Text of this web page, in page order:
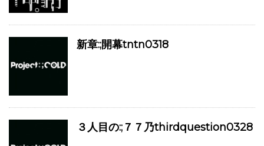
新章:;開幕tntn0318
３人目の:;７７乃thirdquestion0328